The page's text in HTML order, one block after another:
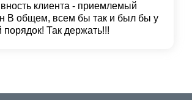
клиента - приемлемый
В общем, всем бы так и был бы у
Так держать!!!